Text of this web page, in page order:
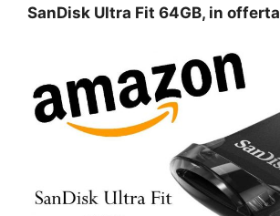
SanDisk Ultra Fit 64GB, in